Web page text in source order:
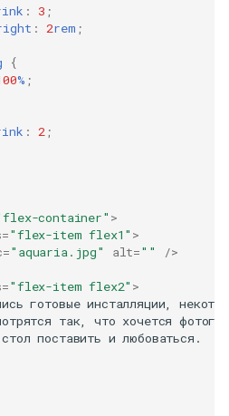
: 3 ;
: 2rem ;
{
% ;
: 2;
container" >
="flex-item flex1" >
="aquaria.jpg" alt=""
/>
="flex-item flex2" >
готовые инсталляции,
так, что хочется
поставить и любоваться.